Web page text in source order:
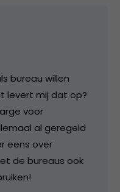
bureau willen
levert mij dat op?
voor
al geregeld
eens over
de bureaus ook